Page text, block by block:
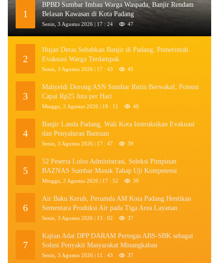
1
BPBD Sumbar Imbau Warga Waspada, Banjir Rendam
Belasan Kawasan di Kota Padang
Senin, 3 Agustus 2026 | 17 : 24 47
2
Hujan Deras Sebabkan Banjir di Padang, Pemerintah
Evakuasi Warga Terdampak
Senin, 3 Agustus 2026 | 17 : 43 45
3
Mahyeldi Dorong ASN Sumbar Rutin Berwakaf, Potensi
Capai Rp25 Juta per Hari
Minggu, 2 Agustus 2026 | 19 : 11 40
4
Banjir Landa Padang, Wali Kota Instruksikan Evakuasi
dan Penyaluran Bantuan
Senin, 3 Agustus 2026 | 17 : 47 39
5
52 Peserta Lolos Administrasi, Seleksi Pimpinan
BAZNAS Sumbar Masuk Tahap Uji Kompetensi
Minggu, 2 Agustus 2026 | 17 : 52 39
6
Air Baku Keruh, Perumda AM Kota Padang Hentikan
Sementara Produksi Air pada Tiga Area Layanan
Senin, 3 Agustus 2026 | 13 : 02 37
7
Kajian Adat DPP DARAM Pertegas ABS-SBK sebagai
Solusi Penyakit Masyarakat Minangkabau
Senin, 3 Agustus 2026 | 11 : 43 37